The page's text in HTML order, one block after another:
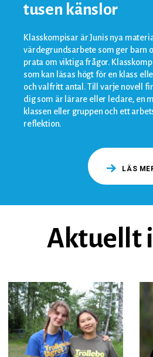
tusen känslor
Klasskompisar är Junis nya
värdegrundsarbete som ger barn
prata om viktiga frågor.
som kan läsas högt för en klass
och valfritt antal. Till varje novell
dig som är lärare eller ledare, en
klassen eller gruppen och ett
reflektion.
LÄS
Aktuellt